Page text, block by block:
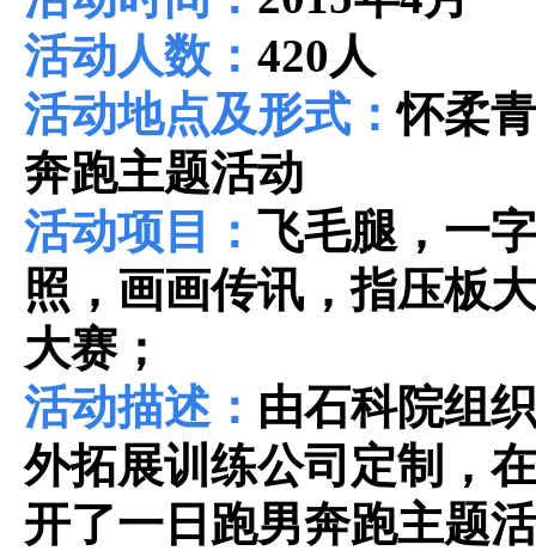
活动人数： 420人
活动地点及形式：怀柔
奔跑主题活动
活动项目： 飞毛腿，一
照，画画传讯，指压板
大赛；
活动描述： 由石科院组
外拓展训练公司定制，
开了一日跑男奔跑主题